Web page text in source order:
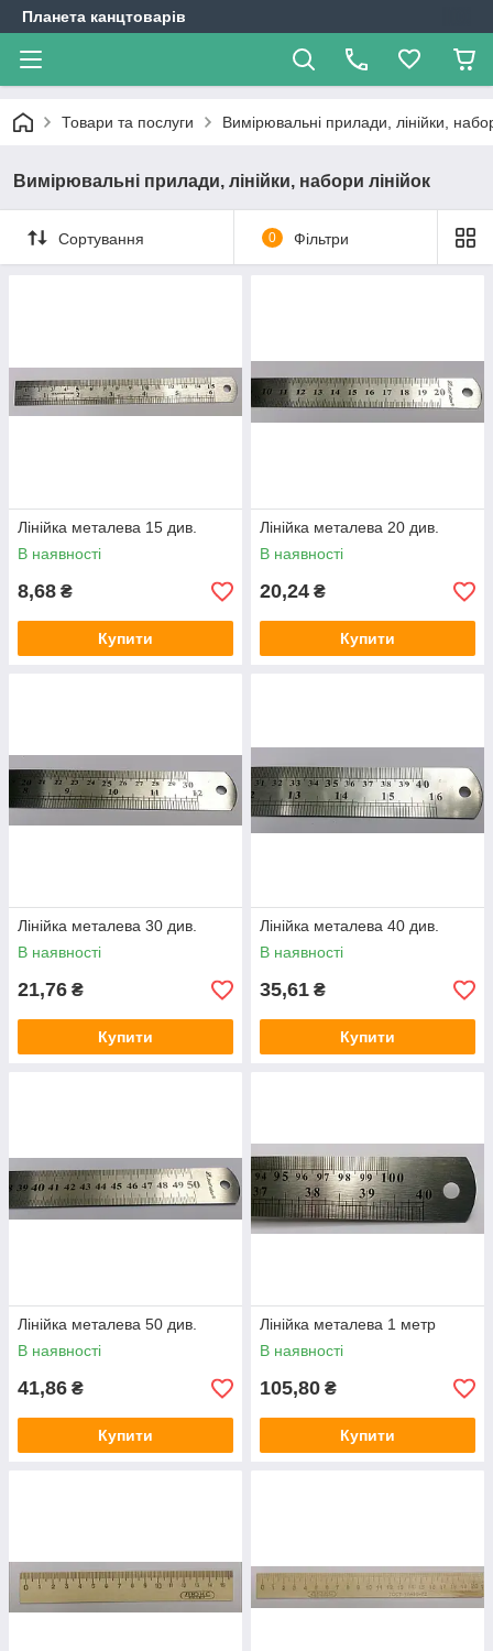
Планета канцтоварів
Товари та послуги Вимірювальні прилади, лінійки,
Вимірювальні прилади, лінійки, набори лінійок
Сортування 0 Фільтри
Лінійка металева 15 див.
В наявності
8,68 ₴
Купити
Лінійка металева 20 див.
В наявності
20,24 ₴
Купити
Лінійка металева 30 див.
В наявності
21,76 ₴
Купити
Лінійка металева 40 див.
В наявності
35,61 ₴
Купити
Лінійка металева 50 див.
В наявності
41,86 ₴
Купити
Лінійка металева 1 метр
В наявності
105,80 ₴
Купити